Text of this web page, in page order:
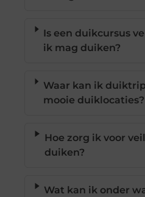
Is een duikcursus
ik mag duiken?
Waar kan ik
mooie duiklocaties?
Hoe zorg ik voor
duiken?
Wat kan ik onder